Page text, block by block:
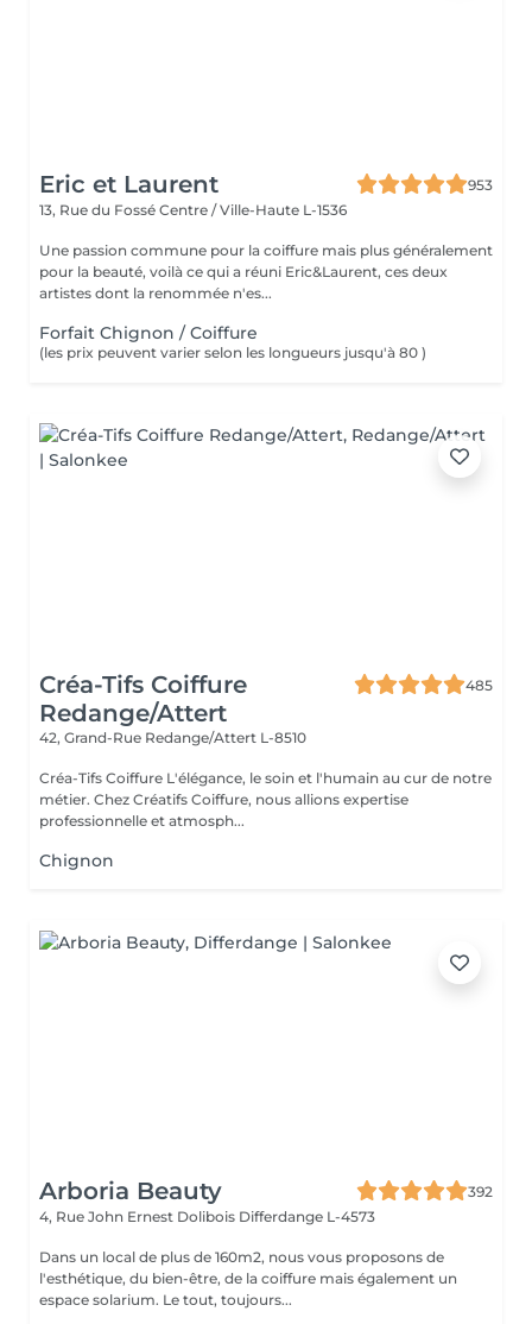
Eric et Laurent
953
13, Rue du Fossé Centre / Ville-Haute L-1536
Une passion commune pour la coiffure mais plus généralement
pour la beauté, voilà ce qui a réuni Eric&Laurent, ces deux
artistes dont la renommée n'es...
Forfait Chignon / Coiffure
(les prix peuvent varier selon les longueurs jusqu'à 80 )
Créa-Tifs Coiffure
Redange/Attert
485
42, Grand-Rue Redange/Attert L-8510
Créa-Tifs Coiffure L'élégance, le soin et l'humain au cur de notre
métier. Chez Créatifs Coiffure, nous allions expertise
professionnelle et atmosph...
Chignon
Arboria Beauty
392
4, Rue John Ernest Dolibois Differdange L-4573
Dans un local de plus de 160m2, nous vous proposons de
l'esthétique, du bien-être, de la coiffure mais également un
espace solarium. Le tout, toujours...